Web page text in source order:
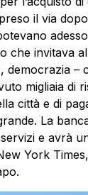
il via
che invitava
democrazia –
migliaia di
città e di
La
e avrà
York